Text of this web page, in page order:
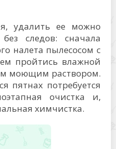
удалить ее можно
следов: сначала
налета пылесосом с
пройтись влажной
моющим раствором.
пятнах потребуется
очистка и,
химчистка.